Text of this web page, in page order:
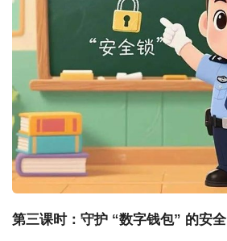
第三课时：守护 “数字钱包” 的安全